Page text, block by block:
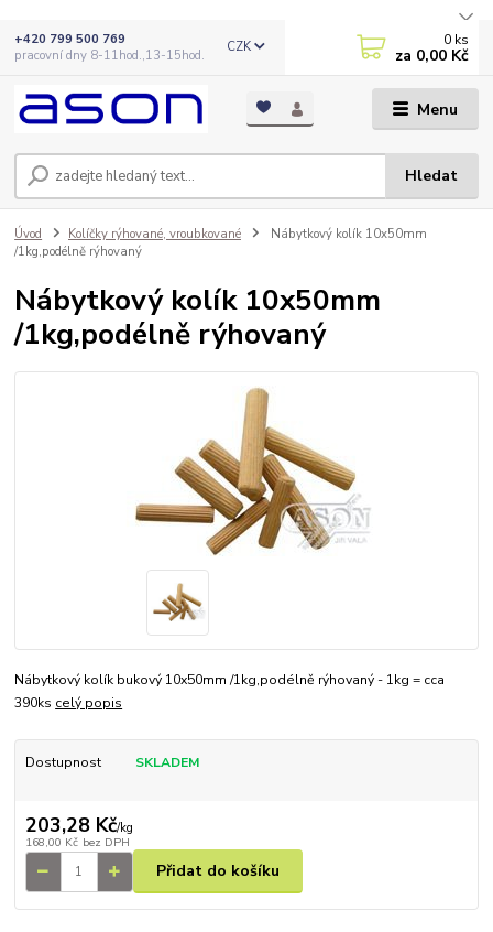
Menu
CZK
Hledat
+420 799 500 769
pracovní dny 8-11hod.,13-15hod.
0 ks
za 0,00 Kč
Úvod Kolíčky rýhované, vroubkované
Nábytkový kolík 10x50mm
/1kg,podélně rýhovaný
Nábytkový kolík 10x50mm
/1kg,podélně rýhovaný
Nábytkový kolík bukový 10x50mm /1kg,podélně rýhovaný - 1kg = cca
390ks celý popis
Dostupnost SKLADEM
203,28 Kč/kg
168,00 Kč bez DPH
Přidat do košíku